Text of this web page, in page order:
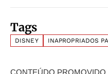
Tags
DISNEY INAPROPRIADOS